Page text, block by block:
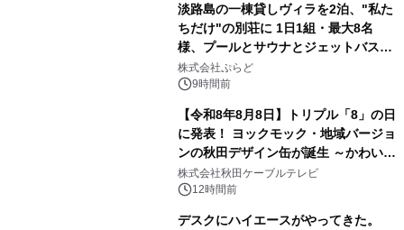
淡路島の一棟貸しヴィラを2泊、"私た
ちだけ"の別荘に 1日1組・最大8名
様、プールとサウナとジェットバス付
きで Villa Mon Temps AWAJIの連泊
素泊りプラン
株式会社ぷらど
9時間前
【令和8年8月8日】トリプル「8」の日
に発表！ ヨックモック・地域バージョ
ンの秋田デザイン缶が誕生 ～かわいい
秋田犬の子犬と秋田の四季と名所を巡
るパッケージ～ 9月1日(火)秋田県内で
株式会社秋田ケーブルテレビ
12時間前
デスクにハイエースがやってきた。